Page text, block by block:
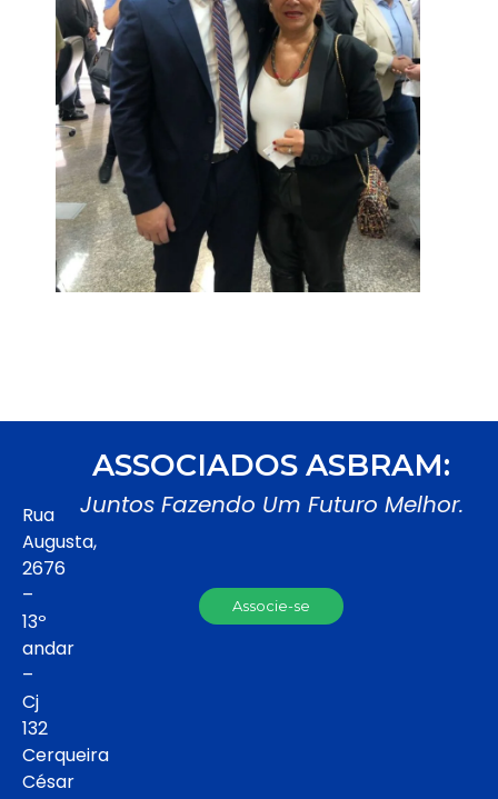
Rua
Augusta,
2676
–
13º
andar
–
Cj
132
Cerqueira
César
ASSOCIADOS ASBRAM:
Juntos Fazendo Um Futuro Melhor.
Associe-se